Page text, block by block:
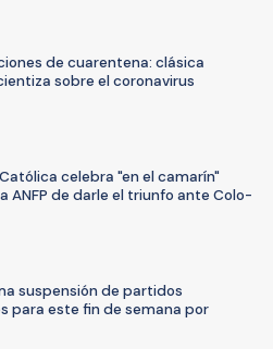
de cuarentena: clásica
sobre el coronavirus
celebra "en el camarín"
ANFP de darle el triunfo ante Colo-
suspensión de partidos
para este fin de semana por